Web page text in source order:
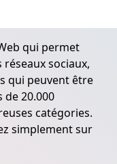
qui permet
sociaux,
qui peuvent être
20.000
catégories.
simplement sur